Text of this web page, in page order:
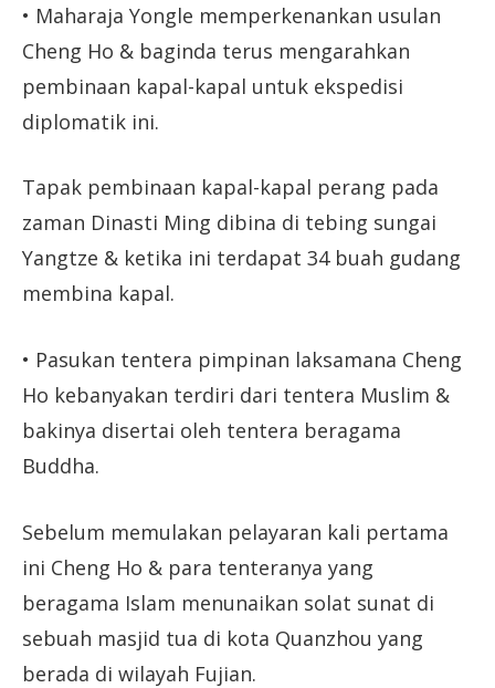
• Maharaja Yongle memperkenankan usulan
Cheng Ho & baginda terus mengarahkan
pembinaan kapal-kapal untuk ekspedisi
diplomatik ini.
Tapak pembinaan kapal-kapal perang pada
zaman Dinasti Ming dibina di tebing sungai
Yangtze & ketika ini terdapat 34 buah gudang
membina kapal.
• Pasukan tentera pimpinan laksamana Cheng
Ho kebanyakan terdiri dari tentera Muslim &
bakinya disertai oleh tentera beragama
Buddha.
Sebelum memulakan pelayaran kali pertama
ini Cheng Ho & para tenteranya yang
beragama Islam menunaikan solat sunat di
sebuah masjid tua di kota Quanzhou yang
berada di wilayah Fujian.